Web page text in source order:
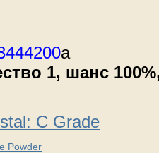
a
1, шанс
C Grade
Powder